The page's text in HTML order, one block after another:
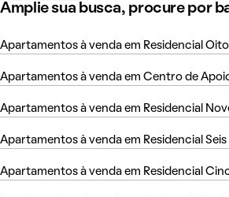
Amplie sua busca, procure por
Apartamentos à venda em Residencial
Apartamentos à venda em Centro de
Apartamentos à venda em Residencial
Apartamentos à venda em Residencial
Apartamentos à venda em Residencial